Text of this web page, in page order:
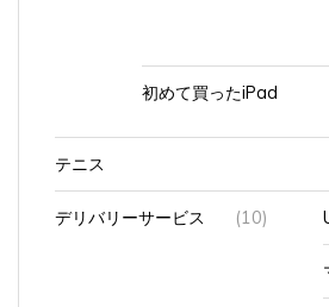
初めて買ったiPad
テニス
デリバリーサービス (10)